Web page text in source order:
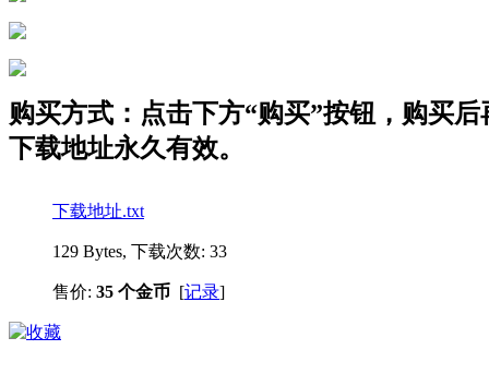
购买方式：点击下方“购买”按钮，购买
下载地址永久有效。
下载地址.txt
129 Bytes, 下载次数: 33
售价: 35 个金币 [记录]